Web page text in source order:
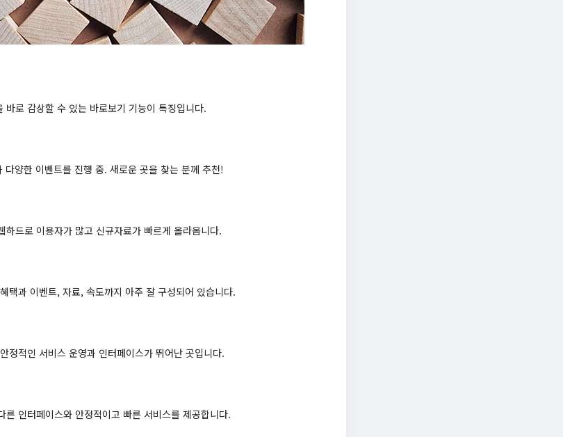
바로 감상할 수 있는 바로보기 기능이 특징입니다.
양한 이벤트를 진행 중. 새로운 곳을 찾는 분께 추천!
하드로 이용자가 많고 신규자료가 빠르게 올라옵니다.
택과 이벤트, 자료, 속도까지 아주 잘 구성되어 있습니다.
정적인 서비스 운영과 인터페이스가 뛰어난 곳입니다.
른 인터페이스와 안정적이고 빠른 서비스를 제공합니다.